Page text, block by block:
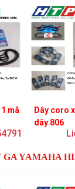
mã
Dây coro
dây 806
GA YAMAHA